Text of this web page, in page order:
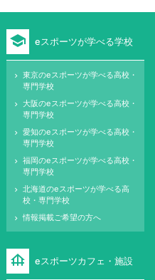
school eスポーツが学べる学校
keyboard_arrow_right
東京のeスポーツが学べる高校・
専門学校
keyboard_arrow_right
大阪のeスポーツが学べる高校・
専門学校
keyboard_arrow_right
愛知のeスポーツが学べる高校・
専門学校
keyboard_arrow_right
福岡のeスポーツが学べる高校・
専門学校
keyboard_arrow_right
北海道のeスポーツが学べる高
校・専門学校
keyboard_arrow_right 情報掲載ご希望の方へ
foundation eスポーツカフェ・施設